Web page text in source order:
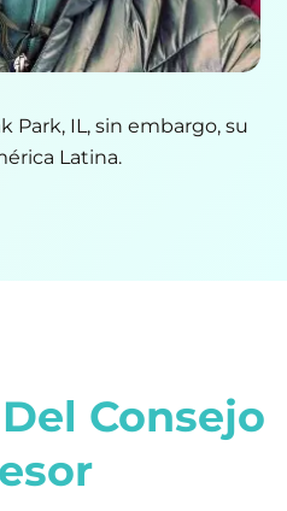
Park, IL, sin embargo, su
Latina.
Consejo